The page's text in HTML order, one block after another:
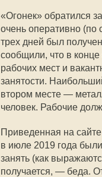
«Огонек» обратился
очень оперативно (по
трех дней был
сообщили, что в
рабочих мест и
занятости.
втором месте —
человек. Рабочие
Приведенная на
в июле 2019 года
занять (как
получается, — беда.